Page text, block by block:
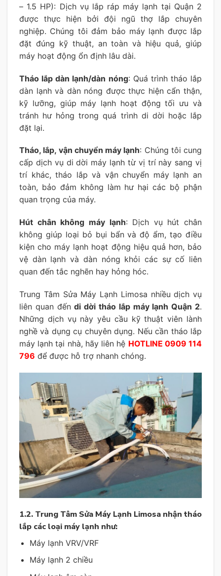
– 1.5 HP): Dịch vụ lắp ráp máy lạnh tại Quận 2
được thực hiện bởi đội ngũ thợ lắp chuyên
nghiệp. Chúng tôi đảm bảo máy lạnh được lắp
đặt đúng kỹ thuật, an toàn và hiệu quả, giúp
máy hoạt động ổn định lâu dài.
Tháo lắp dàn lạnh/dàn nóng: Quá trình tháo lắp
dàn lạnh và dàn nóng được thực hiện cẩn thận,
kỹ lưỡng, giúp máy lạnh hoạt động tối ưu và
tránh hư hỏng trong quá trình di dời hoặc lắp
đặt lại.
Tháo, lắp, vận chuyển máy lạnh: Chúng tôi cung
cấp dịch vụ di dời máy lạnh từ vị trí này sang vị
trí khác, tháo lắp và vận chuyển máy lạnh an
toàn, bảo đảm không làm hư hại các bộ phận
quan trọng của máy.
Hút chân không máy lạnh: Dịch vụ hút chân
không giúp loại bỏ bụi bẩn và độ ẩm, tạo điều
kiện cho máy lạnh hoạt động hiệu quả hơn, bảo
vệ dàn lạnh và dàn nóng khỏi các sự cố liên
quan đến tắc nghẽn hay hỏng hóc.
Trung Tâm Sửa Máy Lạnh Limosa nhiều dịch vụ
liên quan đếndi dời tháo lắp máy lạnh Quận 2.
Những dịch vụ này yêu cầu kỹ thuật viên lành
nghề và dụng cụ chuyên dụng. Nếu cần tháo lắp
máy lạnh tại nhà, hãy liên hệ HOTLINE 0909 114
796 để được hỗ trợ nhanh chóng.
1.2. Trung Tâm Sửa Máy Lạnh Limosa nhận tháo
lắp các loại máy lạnh như:
Máy lạnh VRV/VRF
Máy lạnh 2 chiều